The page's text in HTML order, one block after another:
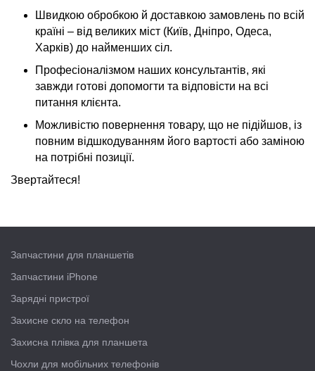
Швидкою обробкою й доставкою замовлень по всій
країні – від великих міст (Київ, Дніпро, Одеса,
Харків) до найменших сіл.
Професіоналізмом наших консультантів, які
завжди готові допомогти та відповісти на всі
питання клієнта.
Можливістю повернення товару, що не підійшов, із
повним відшкодуванням його вартості або заміною
на потрібні позиції.
Звертайтеся!
Запчастини для планшетів
Запчастини iPhone
Зарядні пристрої
Захисне скло на телефон
Захисна плівка для планшета
Чохли для мобільних телефонів